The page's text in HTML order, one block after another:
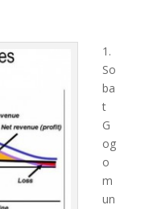
1.
So
ba
t
G
og
o
m
un